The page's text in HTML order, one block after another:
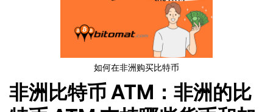
如何在非洲购买比特币
非洲比特币 ATM：非洲的比